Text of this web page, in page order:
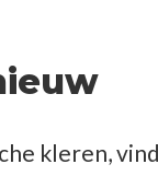
kleren,